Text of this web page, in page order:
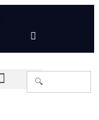
Search
for: